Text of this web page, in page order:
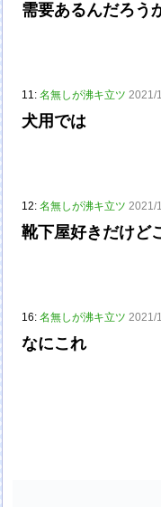
需要あるんだろう
11:名無しが沸キ立ツ 2021/
犬用では
12:名無しが沸キ立ツ 2021/
靴下屋好きだけど
16:名無しが沸キ立ツ 2021/
なにこれ